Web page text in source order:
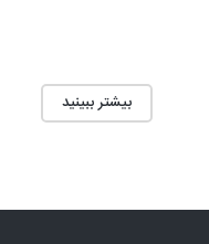
بیشتر ببینید